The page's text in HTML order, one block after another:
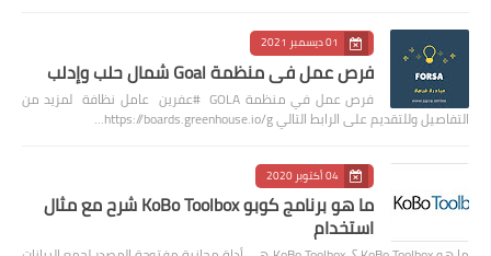
01 ديسمبر 2021
فرص عمل في منظمة Goal شمال حلب وإدلب
فرص عمل في منظمة GOLA #عفرين عامل نظافة لمزيد من
التفاصيل وللتقديم على الرابط التالي https://boards.greenhouse.io/g…
04 أكتوبر 2020
ما هو برنامج كوبو KoBo Toolbox شرح مع مثال
استخدام